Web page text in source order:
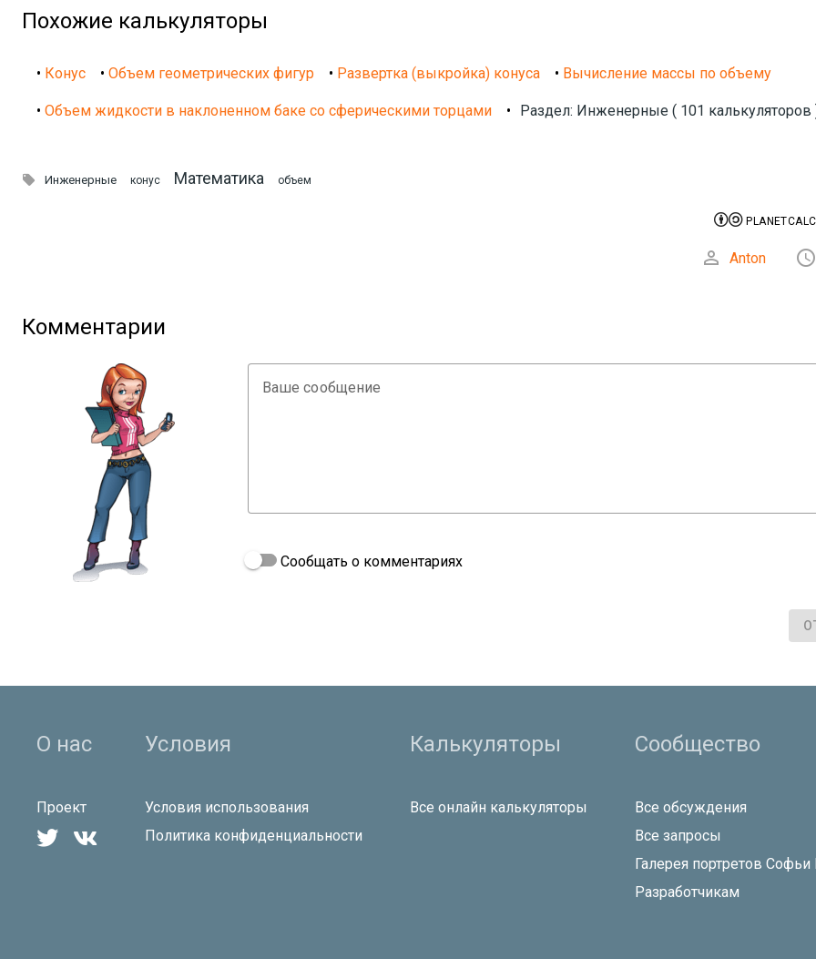
Похожие калькуляторы
• Конус • Объем геометрических фигур • Развертка (выкройка) конуса • Вычисление массы по объему
• Объем жидкости в наклоненном баке со сферическими торцами • Раздел: Инженерные ( 101 калькуляторов
 Инженерные конус Математика объем

 Anton 
Комментарии
Ваше сообщение
Сообщать о комментариях
О нас
Проект
 
Условия
Условия использования
Политика конфиденциальности
Калькуляторы
Все онлайн калькуляторы
Сообщество
Все обсуждения
Все запросы
Галерея портретов
Разработчикам